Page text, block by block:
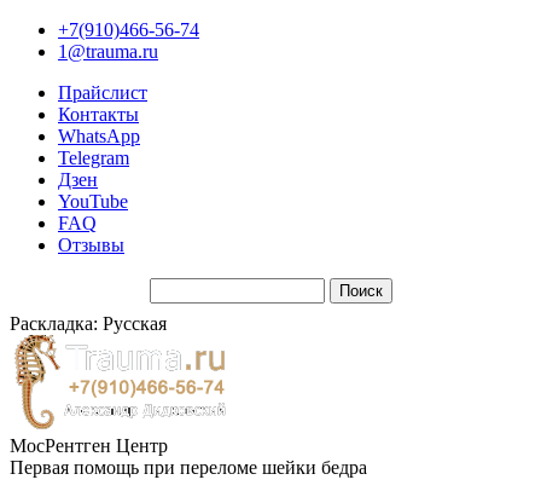
+7(910)466-56-74
1@trauma.ru
Прайслист
Контакты
WhatsApp
Telegram
Дзен
YouTube
FAQ
Отзывы
Раскладка: Русская
МосРентген Центр
Первая помощь при переломе шейки бедра